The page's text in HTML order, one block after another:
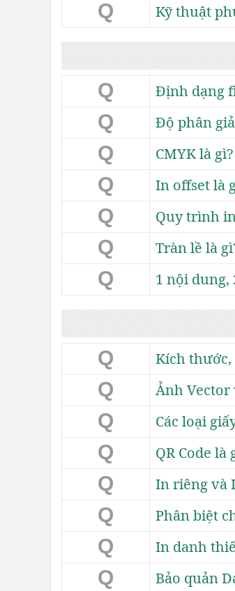
Q Kỹ thuật
Q Định dạng
Q Độ phân
Q CMYK là gì?
Q In offset là
Q Quy trình
Q Tràn lề là
Q 1 nội dung,
Q Kích thước,
Q Ảnh Vector
Q Các loại
Q QR Code là
Q In riêng và
Q Phân biệt
Q In danh
Q Bảo quản